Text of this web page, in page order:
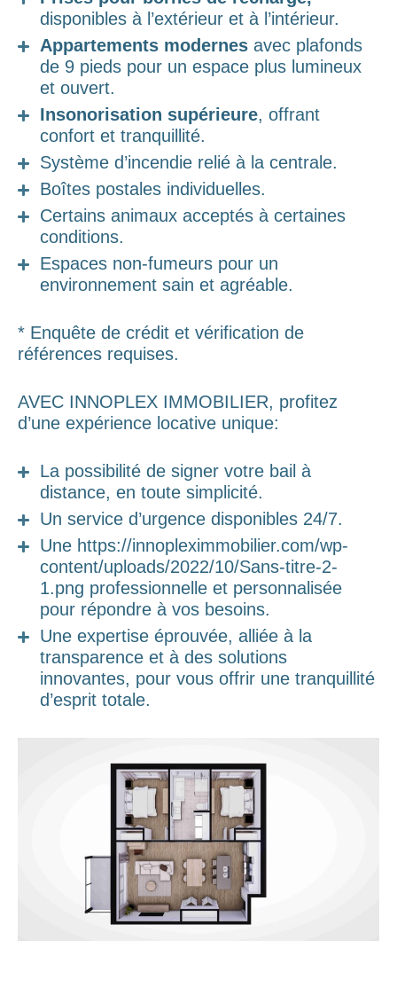
disponibles à l’extérieur et à l’intérieur.
Appartements modernes avec plafonds
de 9 pieds pour un espace plus lumineux
et ouvert.
Insonorisation supérieure, offrant
confort et tranquillité.
Système d’incendie relié à la centrale.
Boîtes postales individuelles.
Certains animaux acceptés à certaines
conditions.
Espaces non-fumeurs pour un
environnement sain et agréable.
* Enquête de crédit et vérification de
références requises.
AVEC INNOPLEX IMMOBILIER, profitez
d’une expérience locative unique:
La possibilité de signer votre bail à
distance, en toute simplicité.
Un service d’urgence disponibles 24/7.
Une https://innopleximmobilier.com/wp-
content/uploads/2022/10/Sans-titre-2-
1.png professionnelle et personnalisée
pour répondre à vos besoins.
Une expertise éprouvée, alliée à la
transparence et à des solutions
innovantes, pour vous offrir une tranquillité
d’esprit totale.